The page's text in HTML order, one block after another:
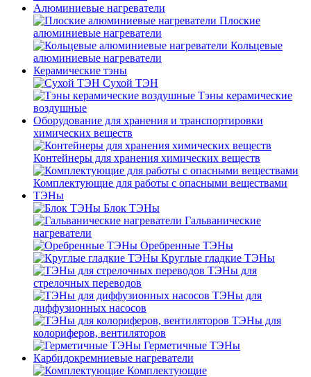
Алюминиевые нагреватели
Плоские
алюминиевые нагреватели
Кольцевые
алюминиевые нагреватели
Керамические тэны
Сухой ТЭН
Тэны керамические
воздушные
Оборудование для хранения и транспортировки
химических веществ
Контейнеры для хранения химических веществ
Комплектующие для работы с опасными веществами
ТЭНы
Блок ТЭНы
Гальванические
нагреватели
Оребренные ТЭНы
Круглые гладкие ТЭНы
ТЭНы для
стрелочных переводов
ТЭНы для
диффузионных насосов
ТЭНы для
колориферов, вентиляторов
Герметичные ТЭНы
Карбидокремниевые нагреватели
Комплектующие